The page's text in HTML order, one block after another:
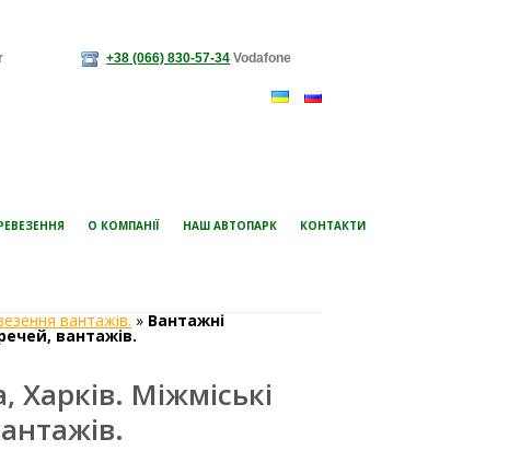
+38 (066) 830-57-34 Vodafone
О КОМПАНІЇ НАШ АВТОПАРК КОНТАКТИ
вантажів. » Вантажні
вантажів.
Міжміські